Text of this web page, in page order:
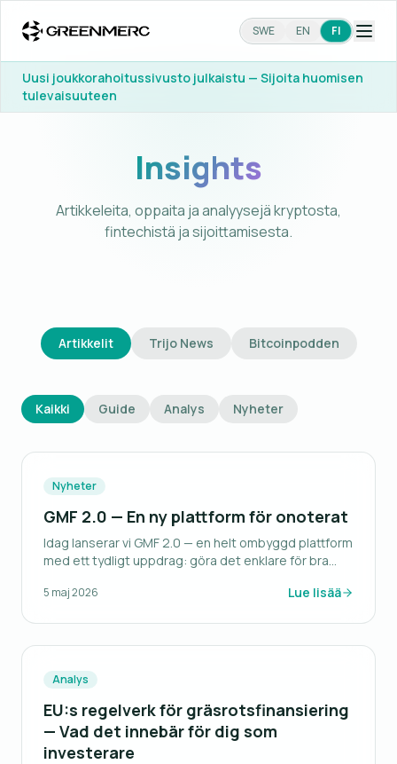
SWE EN FI
Uusi joukkorahoitussivusto julkaistu — Sijoita huomisen
tulevaisuuteen
Insights
Artikkeleita, oppaita ja analyysejä kryptosta,
fintechistä ja sijoittamisesta.
Artikkelit Trijo News Bitcoinpodden
Kaikki Guide Analys Nyheter
Nyheter
GMF 2.0 — En ny plattform för onoterat
Idag lanserar vi GMF 2.0 — en helt ombyggd plattform
med ett tydligt uppdrag: göra det enklare för bra
5 maj 2026 Lue lisää
Analys
EU:s regelverk för gräsrotsfinansiering
— Vad det innebär för dig som
investerare